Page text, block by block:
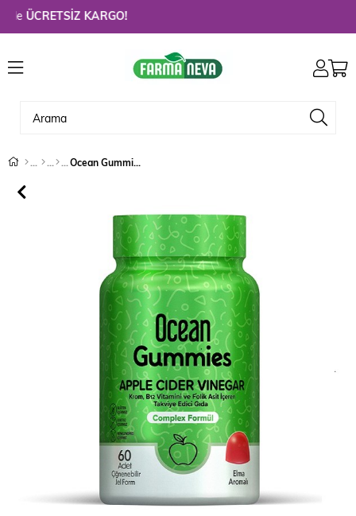
ÜCRETSİZ KARGO!
Ocean Gummies Apple Cider Vinegar 60 Çiğneme Form